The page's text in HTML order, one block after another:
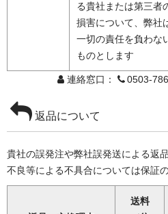
る貴社または第三者
損害について、弊社
一切の責任を負わな
ものとします
連絡窓口： 0503-
返品について
貴社の誤発注や弊社誤発送による返
不良等による不具合については保証
送料